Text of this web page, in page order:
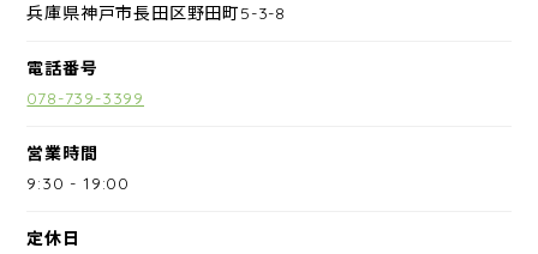
兵庫県神戸市長田区野田町5-3-8
電話番号
078-739-3399
営業時間
9:30 -19:00
定休日